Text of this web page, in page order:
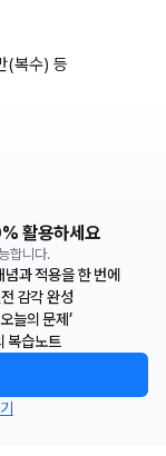
(복수) 등
활용하세요
합니다.
과 적용을 한 번에
감각 완성
늘의 문제’
복습노트